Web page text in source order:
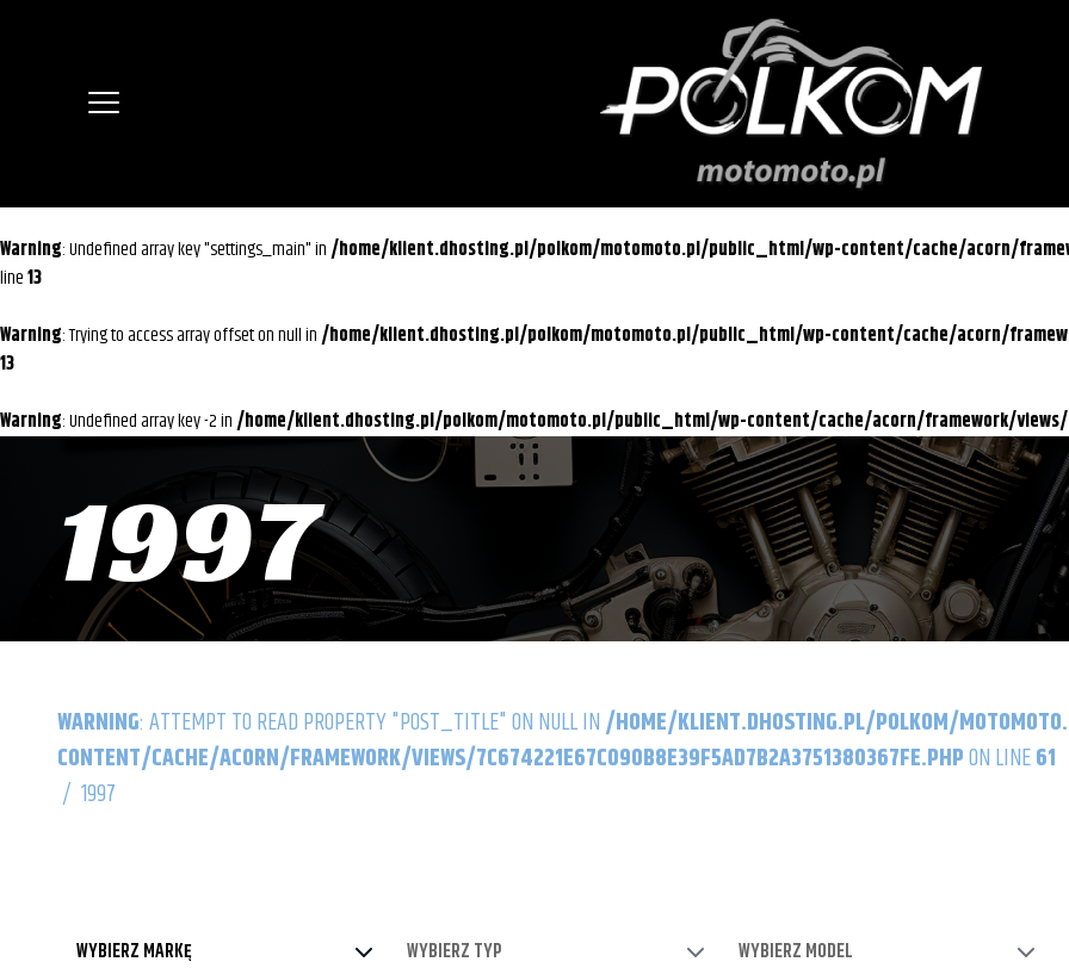
Warning : Undefined array key "settings_main" in/home/klient.dhosting.pl/polkom/motomoto.pl/public_html/wp-content/cache/acorn/
line13
Warning : Trying to access array offset on null in/home/klient.dhosting.pl/polkom/motomoto.pl/public_html/wp-content/cache/acorn/
13
Warning : Undefined array key -2 in/home/klient.dhosting.pl/polkom/motomoto.pl/public_html/wp-content/cache/acorn/framework/views/
1997
WARNING : ATTEMPT TO READ PROPERTY "POST_TITLE" ON NULL IN/HOME/KLIENT.DHOSTING.PL/POLKOM/
CONTENT/CACHE/ACORN/FRAMEWORK/VIEWS/7C674221E67C090B8E39F5AD7B2A3751380367FE.PHPON LINE61
/ 1997
WYBIERZ MARKĘ WYBIERZ TYP WYBIERZ MODEL